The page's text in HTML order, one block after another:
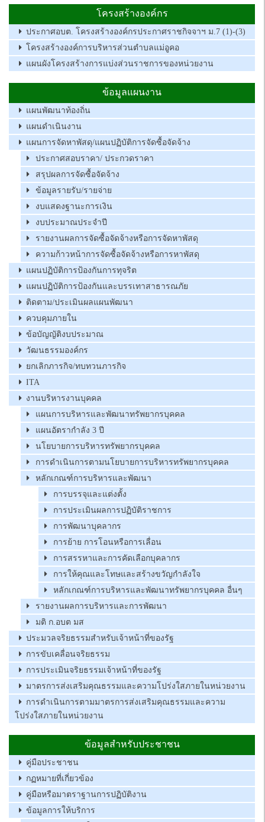
โครงสร้างองค์กร
ประกาศอบต. โครงสร้างองค์กรประกาศราชกิจจาฯ ม.7 (1)-(3)
โครงสร้างองค์การบริหารส่วนตำบลแม่อูคอ
แผนผังโครงสร้างการแบ่งส่วนราชการของหน่วยงาน
ข้อมูลแผนงาน
แผนพัฒนาท้องถิ่น
แผนดำเนินงาน
แผนการจัดหาพัสดุ/แผนปฏิบัติการจัดซื้อจัดจ้าง
ประกาศสอบราคา/ ประกวดราคา
สรุปผลการจัดซื้อจัดจ้าง
ข้อมูลรายรับ/รายจ่าย
งบแสดงฐานะการเงิน
งบประมาณประจำปี
รายงานผลการจัดซื้อจัดจ้างหรือการจัดหาพัสดุ
ความก้าวหน้าการจัดซื้อจัดจ้างหรือการหาพัสดุ
แผนปฏิบัติการป้องกันการทุจริต
แผนปฏิบัติการป้องกันและบรรเทาสาธารณภัย
ติดตาม/ประเมินผลแผนพัฒนา
ควบคุมภายใน
ข้อบัญญัติงบประมาณ
วัฒนธรรมองค์กร
ยกเลิกภารกิจ/ทบทวนภารกิจ
ITA
งานบริหารงานบุคคล
แผนการบริหารและพัฒนาทรัพยากรบุคคล
แผนอัตรากำลัง 3 ปี
นโยบายการบริหารทรัพยากรบุคคล
การดำเนินการตามนโยบายการบริหารทรัพยากรบุคคล
หลักเกณฑ์การบริหารและพัฒนา
การบรรจุและแต่งตั้ง
การประเมินผลการปฏิบัติราชการ
การพัฒนาบุคลากร
การย้าย การโอนหรือการเลื่อน
การสรรหาและการคัดเลือกบุคลากร
การให้คุณและโทษและสร้างขวัญกำลังใจ
หลักเกณฑ์การบริหารและพัฒนาทรัพยากรบุคคล อื่นๆ
รายงานผลการบริหารและการพัฒนา
มติ ก.อบต มส
ประมวลจริยธรรมสำหรับเจ้าหน้าที่ของรัฐ
การขับเคลื่อนจริยธรรม
การประเมินจริยธรรมเจ้าหน้าที่ของรัฐ
มาตรการส่งเสริมคุณธรรมและความโปร่งใสภายในหน่วยงาน
การดำเนินการตามมาตรการส่งเสริมคุณธรรมและความ
โปร่งใสภายในหน่วยงาน
ข้อมูลสำหรับประชาชน
คู่มือประชาชน
กฏหมายที่เกี่ยวข้อง
คู่มือหรือมาตราฐานการปฏิบัติงาน
ข้อมูลการให้บริการ